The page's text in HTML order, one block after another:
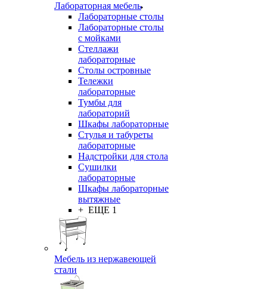
Лабораторная мебель
Лабораторные столы
Лабораторные столы
с мойками
Стеллажи
лабораторные
Столы островные
Тележки
лабораторные
Тумбы для
лабораторий
Шкафы лабораторные
Стулья и табуреты
лабораторные
Надстройки для стола
Сушилки
лабораторные
Шкафы лабораторные
вытяжные
+ ЕЩЕ 1
Мебель из нержавеющей
стали